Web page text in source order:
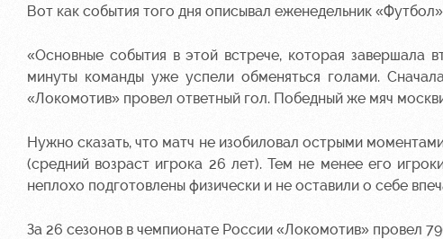
Вот как события того дня описывал еженедельник
«Основные события в этой встрече, которая завершала
минуты команды уже успели обменяться голами.
«Локомотив» провел ответный гол. Победный же мяч
Нужно сказать, что матч не изобиловал острыми
(средний возраст игрока 26 лет). Тем не менее его
неплохо подготовлены физически и не оставили о себе
За 26 сезонов в чемпионате России «Локомотив» провел